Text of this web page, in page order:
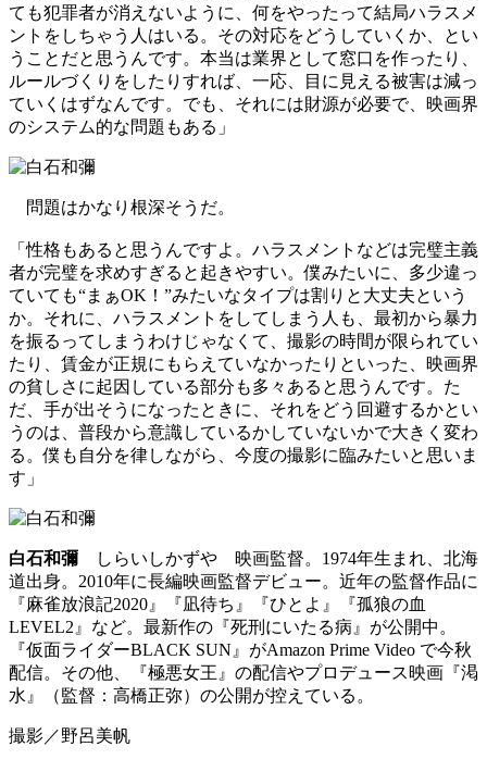
ても犯罪者が消えないように、何をやったって結局ハラスメ
ントをしちゃう人はいる。その対応をどうしていくか、とい
うことだと思うんです。本当は業界として窓口を作ったり、
ルールづくりをしたりすれば、一応、目に見える被害は減っ
ていくはずなんです。でも、それには財源が必要で、映画界
のシステム的な問題もある」
問題はかなり根深そうだ。
「性格もあると思うんですよ。ハラスメントなどは完璧主義
者が完璧を求めすぎると起きやすい。僕みたいに、多少違っ
ていても“まぁOK！”みたいなタイプは割りと大丈夫という
か。それに、ハラスメントをしてしまう人も、最初から暴力
を振るってしまうわけじゃなくて、撮影の時間が限られてい
たり、賃金が正規にもらえていなかったりといった、映画界
の貧しさに起因している部分も多々あると思うんです。た
だ、手が出そうになったときに、それをどう回避するかとい
うのは、普段から意識しているかしていないかで大きく変わ
る。僕も自分を律しながら、今度の撮影に臨みたいと思いま
す」
白石和彌 しらいしかずや 映画監督。1974年生まれ、北海
道出身。2010年に長編映画監督デビュー。近年の監督作品に
『麻雀放浪記2020』『凪待ち』『ひとよ』『孤狼の血
LEVEL2』など。最新作の『死刑にいたる病』が公開中。
『仮面ライダーBLACK SUN』がAmazon Prime Video で今秋
配信。その他、『極悪女王』の配信やプロデュース映画『渇
水』（監督：高橋正弥）の公開が控えている。
撮影／野呂美帆